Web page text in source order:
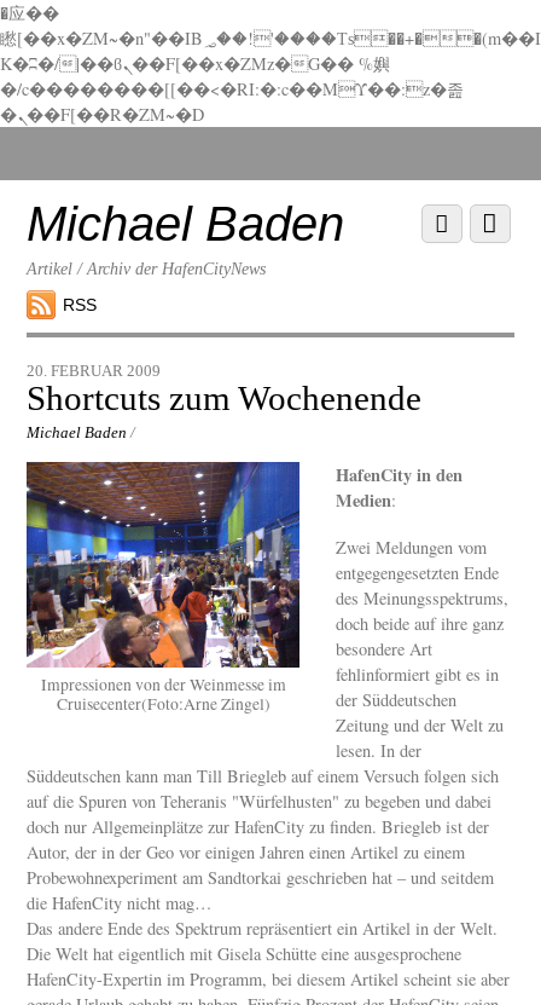
�应��
矁[��x�ZM~�n"��IB؃��!'����Тѕ��+��(m��I
K�ʭ�/|��ϐܢ��F[��x�ZMz�G�� %嬩
�/c��������[[��<�RI:�:c��MΎ��:z�졾
�ܢ��F[��R�ZM~�D
down
contentMichael Baden
Artikel / Archiv der HafenCityNews
RSS
Menu
Scroll
down
20. FEBRUAR 2009
Shortcuts zum Wochenende
Michael Baden /
Impressionen von der Weinmesse im
Cruisecenter(Foto:Arne Zingel)
HafenCity in den
Medien:
Zwei Meldungen vom
entgegengesetzten Ende
des Meinungsspektrums,
doch beide auf ihre ganz
besondere Art
fehlinformiert gibt es in
der Süddeutschen
Zeitung und der Welt zu
lesen. In der
Süddeutschen kann man Till Briegleb auf einem Versuch folgen sich
auf die Spuren von Teheranis "Würfelhusten" zu begeben und dabei
doch nur Allgemeinplätze zur HafenCity zu finden. Briegleb ist der
Autor, der in der Geo vor einigen Jahren einen Artikel zu einem
Probewohnexperiment am Sandtorkai geschrieben hat – und seitdem
die HafenCity nicht mag…
Das andere Ende des Spektrum repräsentiert ein Artikel in der Welt.
Die Welt hat eigentlich mit Gisela Schütte eine ausgesprochene
HafenCity-Expertin im Programm, bei diesem Artikel scheint sie aber